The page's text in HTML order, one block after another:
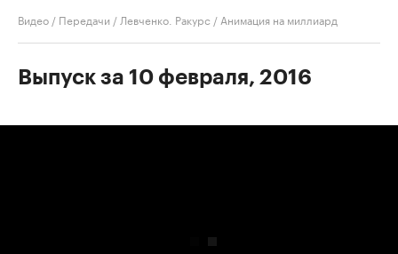
Видео / Передачи / Левченко. Ракурс / Анимация на миллиард
Выпуск за 10 февраля, 2016